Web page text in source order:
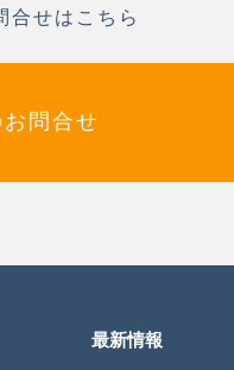
合せはこちら
問合せ
最新情報